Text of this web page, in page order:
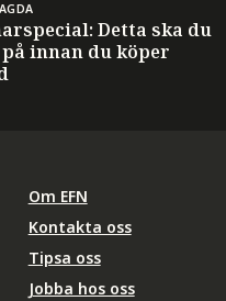
Detta ska du
innan du köper
Om EFN
Kontakta oss
Tipsa oss
Jobba hos oss